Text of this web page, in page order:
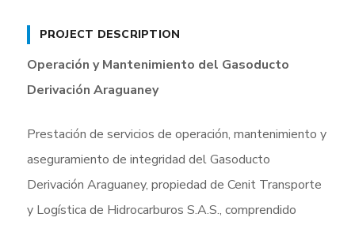
PROJECT DESCRIPTION
Operación y Mantenimiento del Gasoducto
Derivación Araguaney
Prestación de servicios de operación, mantenimiento y
aseguramiento de integridad del Gasoducto
Derivación Araguaney, propiedad de Cenit Transporte
y Logística de Hidrocarburos S.A.S., comprendido